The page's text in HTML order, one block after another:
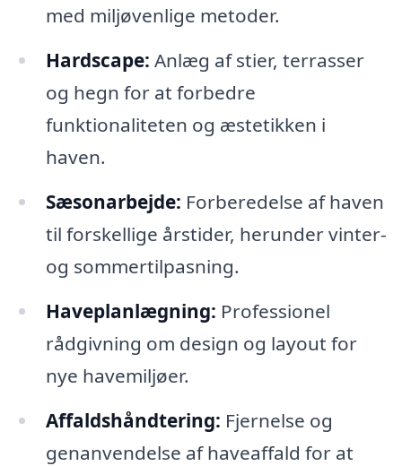
med miljøvenlige metoder.
Hardscape: Anlæg af stier, terrasser
og hegn for at forbedre
funktionaliteten og æstetikken i
haven.
Sæsonarbejde: Forberedelse af haven
til forskellige årstider, herunder vinter-
og sommertilpasning.
Haveplanlægning: Professionel
rådgivning om design og layout for
nye havemiljøer.
Affaldshåndtering: Fjernelse og
genanvendelse af haveaffald for at